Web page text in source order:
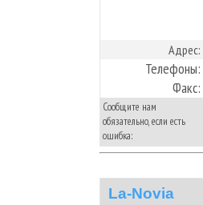
Адрес:
Телефоны:
Факс:
Сообщите нам
обязательно, если есть
ошибка:
La-Novia